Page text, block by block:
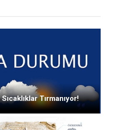
Sıcaklıklar Tırmanıyor!